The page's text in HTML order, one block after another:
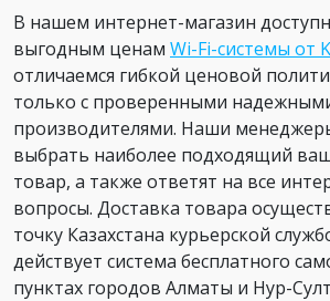
В нашем интернет-магазин
выгодным ценам Wi-Fi-системы от
отличаемся гибкой ценовой
только с проверенными
производителями. Наши
выбрать наиболее подходящий
товар, а также ответят на все
вопросы. Доставка товара
точку Казахстана курьерской
действует система бесплатного
пунктах городов Алматы и Нур-